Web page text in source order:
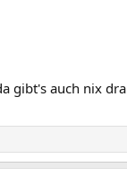
gibt's auch nix